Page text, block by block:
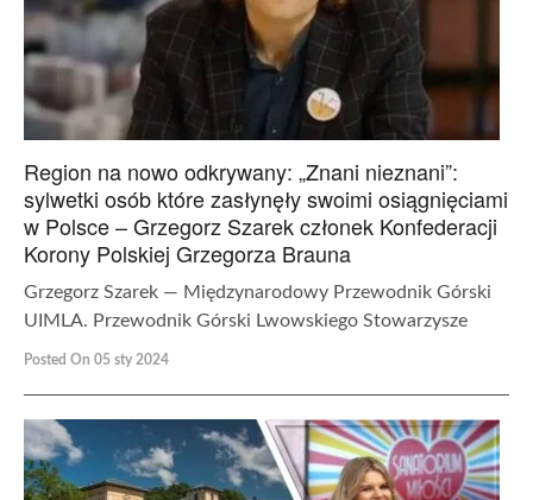
Region na nowo odkrywany: „Znani nieznani”:
sylwetki osób które zasłynęły swoimi osiągnięciami
w Polsce – Grzegorz Szarek członek Konfederacji
Korony Polskiej Grzegorza Brauna
Grzegorz Szarek — Międzynarodowy Przewodnik Górski
UIMLA. Przewodnik Górski Lwowskiego Stowarzysze
Posted On 05 sty 2024